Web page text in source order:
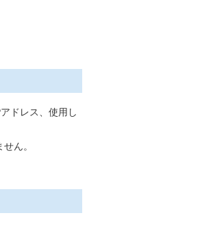
ドレス、使用し
ん。